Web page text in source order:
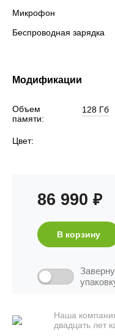
Микрофон
Беспроводная зарядка
Модификации
Объем
памяти:
128 Гб
Цвет:
86 990 ₽
В корзину
Наша
двадцать лет